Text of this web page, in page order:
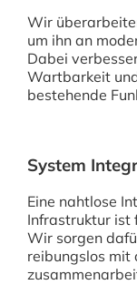
Wir
um ihn an
Dabei
Wartbarkeit
bestehende
System
Eine nahtlose
Infrastruktur ist
Wir sorgen
reibungslos mit